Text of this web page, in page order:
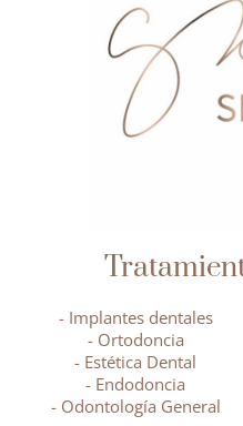
- Implantes dentales
- Ortodoncia
- Estética Dental
- Endodoncia
- Odontología General